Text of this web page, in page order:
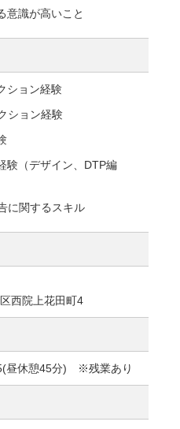
意識が高いこと
ション経験
ション経験
験（デザイン、DTP編
に関するスキル
西院上花田町4
昼休憩45分) ※残業あり